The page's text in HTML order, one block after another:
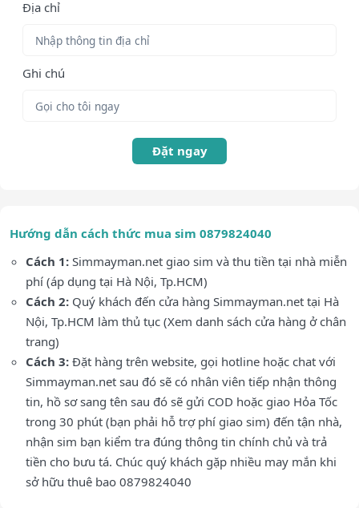
Địa chỉ
Ghi chú
Đặt ngay
Hướng dẫn cách thức mua sim 0879824040
Cách 1: Simmayman.net giao sim và thu tiền tại nhà miễn
phí (áp dụng tại Hà Nội, Tp.HCM)
Cách 2: Quý khách đến cửa hàng Simmayman.net tại Hà
Nội, Tp.HCM làm thủ tục (Xem danh sách cửa hàng ở chân
trang)
Cách 3: Đặt hàng trên website, gọi hotline hoặc chat với
Simmayman.net sau đó sẽ có nhân viên tiếp nhận thông
tin, hồ sơ sang tên sau đó sẽ gửi COD hoặc giao Hỏa Tốc
trong 30 phút (bạn phải hỗ trợ phí giao sim) đến tận nhà,
nhận sim bạn kiểm tra đúng thông tin chính chủ và trả
tiền cho bưu tá. Chúc quý khách gặp nhiều may mắn khi
sở hữu thuê bao 0879824040